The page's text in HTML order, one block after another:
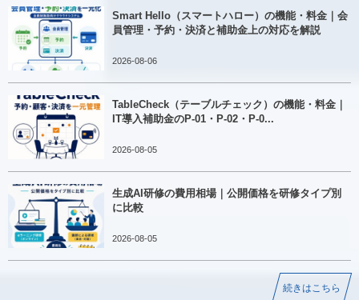
Smart Hello（スマートハロー）の機能・料金｜会
員管理・予約・決済と補助金上の対応を解説
2026-08-06
TableCheck（テーブルチェック）の機能・料金｜
IT導入補助金のP-01・P-02・P-0...
2026-08-05
生成AI研修の費用相場｜公開価格を研修タイプ別
に比較
2026-08-05
続きはこちら